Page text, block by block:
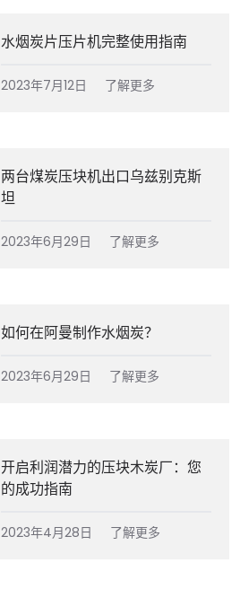
水烟炭片压片机完整使用指南
2023年7月12日 了解更多
两台煤炭压块机出口乌兹别克斯
坦
2023年6月29日 了解更多
如何在阿曼制作水烟炭？
2023年6月29日 了解更多
开启利润潜力的压块木炭厂：您
的成功指南
2023年4月28日 了解更多